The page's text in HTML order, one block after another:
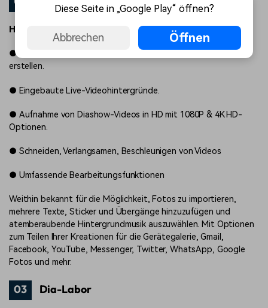
Hervorgehobene Funktionen von PicPlayPost
●
erstellen.
● Eingebaute Live-Videohintergründe.
● Aufnahme von Diashow-Videos in HD mit 1080P & 4K HD-
Optionen.
● Schneiden, Verlangsamen, Beschleunigen von Videos
● Umfassende Bearbeitungsfunktionen
Weithin bekannt für die Möglichkeit, Fotos zu importieren,
mehrere Texte, Sticker und Übergänge hinzuzufügen und
atemberaubende Hintergrundmusik auszuwählen. Mit Optionen
zum Teilen Ihrer Kreationen für die Gerätegalerie, Gmail,
Facebook, YouTube, Messenger, Twitter, WhatsApp, Google
Fotos und mehr.
03 Dia-Labor
Diese Seite in „Google Play“ öffnen?
Abbrechen Öffnen